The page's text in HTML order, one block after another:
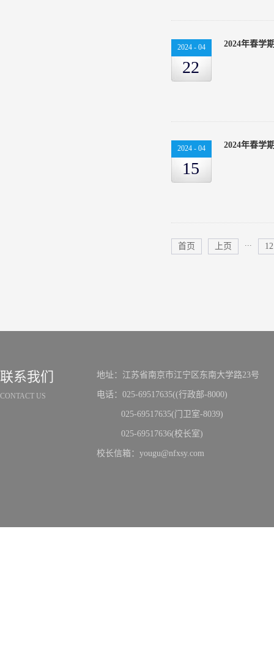
2024 - 04
22
2024年春学
2024 - 04
15
2024年春学
首页 上页 ... 12
联系我们
CONTACT US
地址：江苏省南京市江宁区东南大学路23号
电话：025-69517635((行政部-8000)
025-69517635(门卫室-8039)
025-69517636(校长室)
校长信箱：yougu@nfxsy.com